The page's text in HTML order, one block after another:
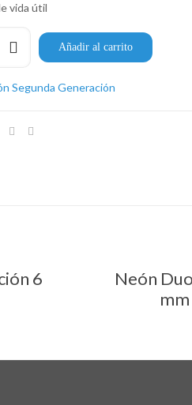
vida útil
Añadir al carrito
Segunda Generación
6
Neón